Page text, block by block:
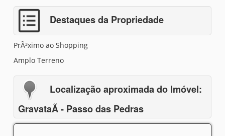
Destaques da Propriedade
PrÃ³ximo ao Shopping
Amplo Terreno
Localização aproximada do Imóvel:
GravataÃ­ - Passo das Pedras